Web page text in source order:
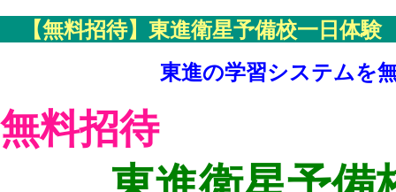
【無料招待】東進衛星予備校一日体験
東進の学習システムを
無料招待